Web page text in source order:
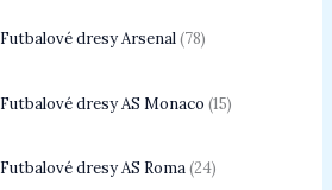
Futbalové dresy Arsenal 78
Futbalové dresy AS Monaco 15
Futbalové dresy AS Roma 24